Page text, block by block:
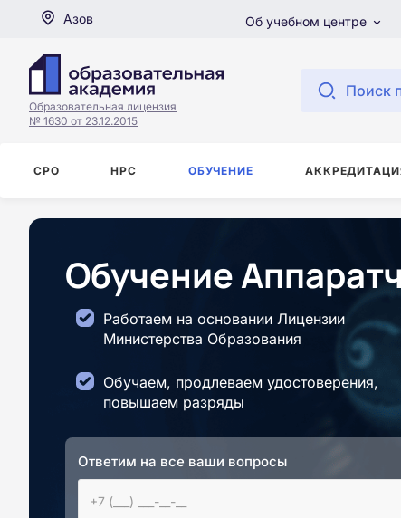
Азов Об учебном центре
Образовательная лицензия
№ 1630 от 23.12.2015
Поиск
СРО НРС ОБУЧЕНИЕ
Обучение
Работаем на основании Лицензии
Министерства Образования
Обучаем, продлеваем удостоверения,
повышаем разряды
Ответим на все ваши вопросы